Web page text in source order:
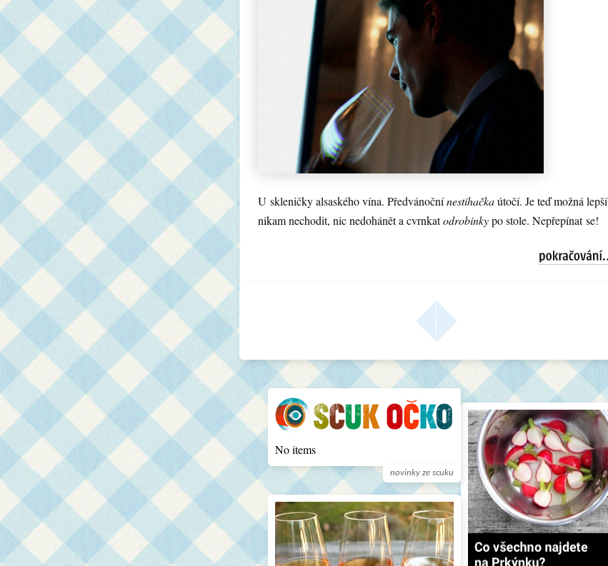
U skleničky alsaského vína. Předvánočnínestihačkaútočí. Je teď možná lepší
nikam nechodit, nic nedohánět a cvrnkatodrobinkypo stole. Nepřepínat se!
novinky ze scuku
No items